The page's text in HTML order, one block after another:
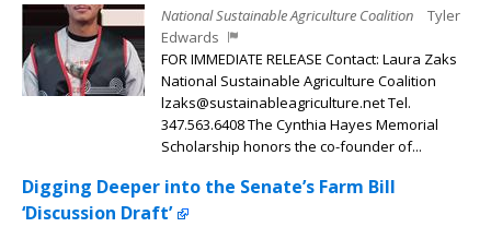
National Sustainable Agriculture Coalition
Tyler
Edwards
FOR IMMEDIATE RELEASE Contact: Laura Zaks
National Sustainable Agriculture Coalition
lzaks@sustainableagriculture.net Tel.
347.563.6408 The Cynthia Hayes Memorial
Scholarship honors the co-founder of...
Digging Deeper into the Senate’s Farm Bill
‘Discussion Draft’